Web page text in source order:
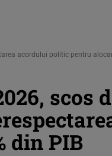
acordului politic pentru
scos
din PIB